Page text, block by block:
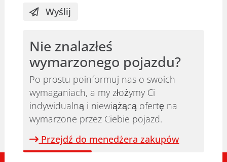
Wyślij
Nie znalazłeś
wymarzonego pojazdu?
Po prostu poinformuj nas o swoich
wymaganiach, a my złożymy Ci
indywidualną i niewiążącą ofertę na
wymarzone przez Ciebie pojazd.
Przejdź do menedżera zakupów